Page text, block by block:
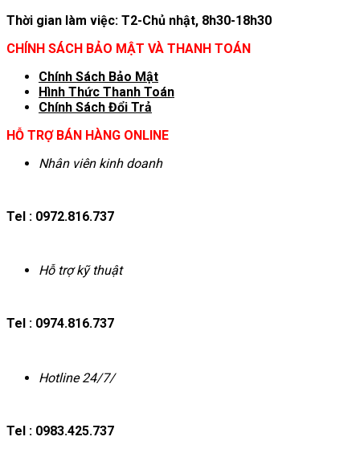
Thời gian làm việc: T2-Chủ nhật, 8h30-18h30
CHÍNH SÁCH BẢO MẬT VÀ THANH TOÁN
Chính Sách Bảo Mật
Hình Thức Thanh Toán
Chính Sách Đổi Trả
HỖ TRỢ BÁN HÀNG ONLINE
Nhân viên kinh doanh
Tel : 0972.816.737
Hỗ trợ kỹ thuật
Tel : 0974.816.737
Hotline 24/7/
Tel : 0983.425.737